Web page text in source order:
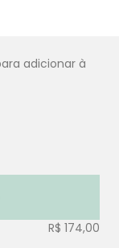
R$ 174,00